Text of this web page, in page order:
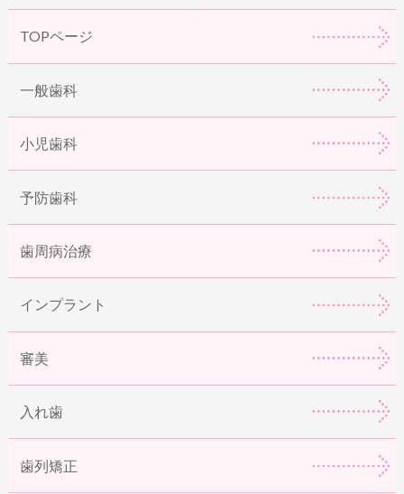
TOPページ
一般歯科
小児歯科
予防歯科
歯周病治療
インプラント
審美
入れ歯
歯列矯正